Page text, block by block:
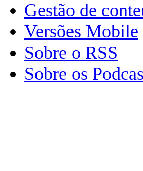
Gestão de
Versões Mobile
Sobre o RSS
Sobre os